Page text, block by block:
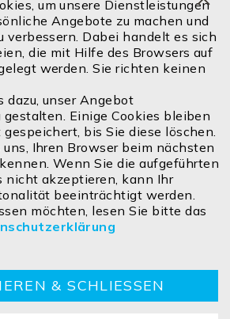
999 200
GmbH
Entsorgungshinweise
Bar
um unsere Dienstleistungen
Angebote zu machen und
verbessern. Dabei handelt es sich
die mit Hilfe des Browsers auf
werden. Sie richten keinen
dazu, unser Angebot
Einige Cookies bleiben
bis Sie diese löschen.
Ihren Browser beim nächsten
Wenn Sie die aufgeführten
nicht akzeptieren, kann Ihr
beeinträchtigt werden.
möchten, lesen Sie bitte das
& SCHLIESSEN